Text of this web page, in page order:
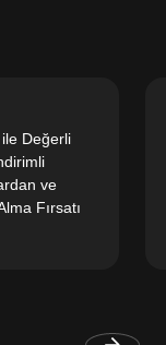
ile Değerli
ve
Fırsatı